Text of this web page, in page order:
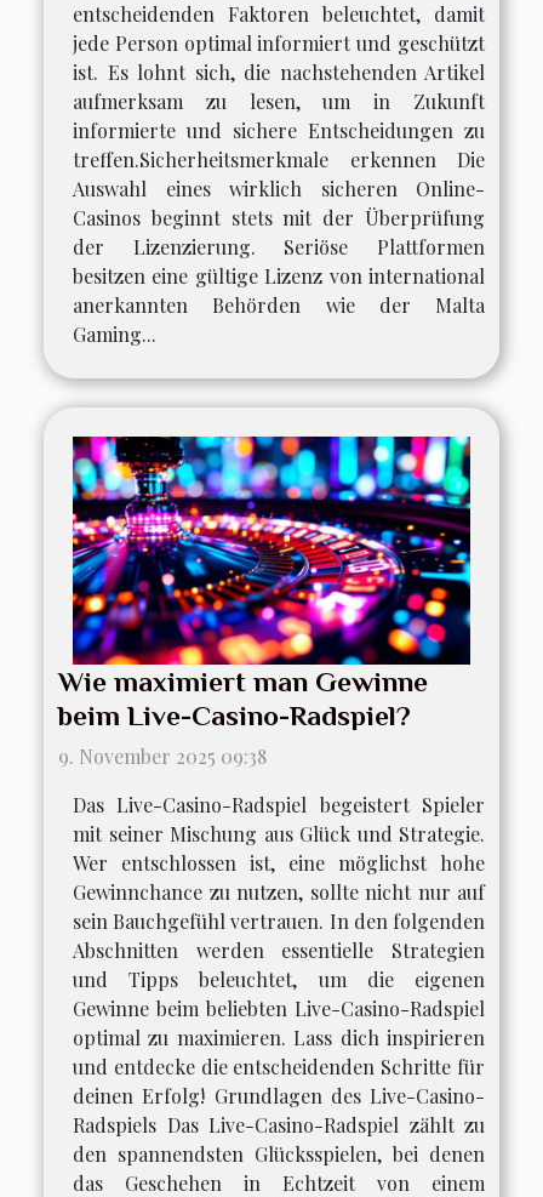
entscheidenden Faktoren beleuchtet, damit
jede Person optimal informiert und geschützt
ist. Es lohnt sich, die nachstehenden Artikel
aufmerksam zu lesen, um in Zukunft
informierte und sichere Entscheidungen zu
treffen.Sicherheitsmerkmale erkennen Die
Auswahl eines wirklich sicheren Online-
Casinos beginnt stets mit der Überprüfung
der Lizenzierung. Seriöse Plattformen
besitzen eine gültige Lizenz von international
anerkannten Behörden wie der Malta
Gaming...
Wie maximiert man Gewinne
beim Live-Casino-Radspiel?
9. November 2025 09:38
Das Live-Casino-Radspiel begeistert Spieler
mit seiner Mischung aus Glück und Strategie.
Wer entschlossen ist, eine möglichst hohe
Gewinnchance zu nutzen, sollte nicht nur auf
sein Bauchgefühl vertrauen. In den folgenden
Abschnitten werden essentielle Strategien
und Tipps beleuchtet, um die eigenen
Gewinne beim beliebten Live-Casino-Radspiel
optimal zu maximieren. Lass dich inspirieren
und entdecke die entscheidenden Schritte für
deinen Erfolg! Grundlagen des Live-Casino-
Radspiels Das Live-Casino-Radspiel zählt zu
den spannendsten Glücksspielen, bei denen
das Geschehen in Echtzeit von einem